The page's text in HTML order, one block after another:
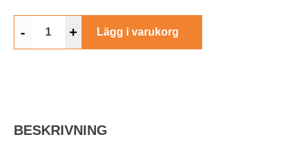
- + Lägg i varukorg
BESKRIVNING